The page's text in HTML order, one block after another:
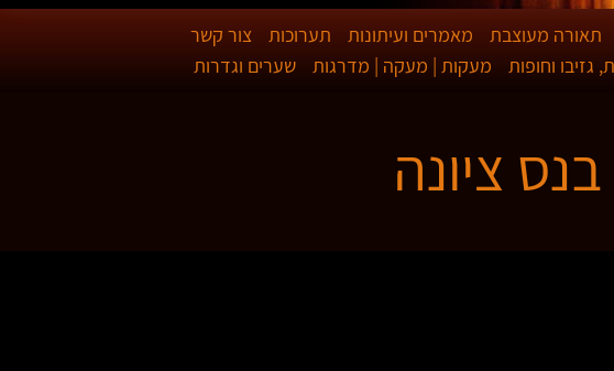
תאורה מעוצבת מאמרים ועיתונות תערוכות
צור קשר
גזיבו וחופות מעקות | מעקה | מדרגות שערים וגדרות
ציונה